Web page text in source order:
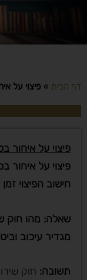
דף הבית » פיצוי על
פיצוי על איחור
פיצוי על איחור
חישוב הפיצוי
שאלה: מהו חוק
מגדיר עיכוב
תשובה: חוק